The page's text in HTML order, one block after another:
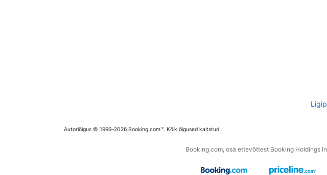
Autoriõigus © 1996–2026 Booking.com™. Kõik õigused kaitstud.
Booking.com, osa ettevõttest Booking Holdings